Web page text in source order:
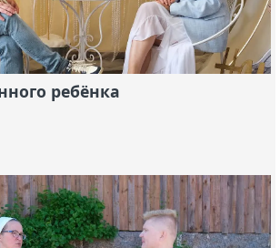
ребёнка